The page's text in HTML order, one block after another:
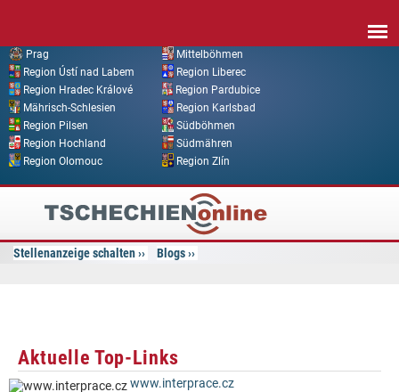
Prag
Mittelböhmen
Region Ústí nad Labem
Region Liberec
Region Hradec Králové
Region Pardubice
Mährisch-Schlesien
Region Karlsbad
Region Pilsen
Südböhmen
Region Hochland
Südmähren
Region Olomouc
Region Zlín
Tschechien
Online
Stellenanzeige schalten Blogs
Aktuelle Top-Links
www.interprace.cz